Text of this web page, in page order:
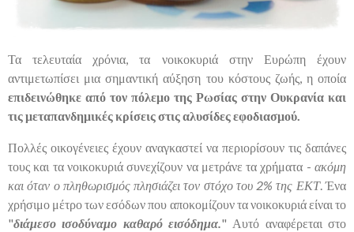
Τα τελευταία χρόνια, τα νοικοκυριά στην Ευρώπη έχουν
αντιμετωπίσει μια σημαντική αύξηση του κόστους ζωής, η οποία
επιδεινώθηκε από τον πόλεμο της Ρωσίας στην Ουκρανία και
τις μεταπανδημικές κρίσεις στις αλυσίδες εφοδιασμού.
Πολλές οικογένειες έχουν αναγκαστεί να περιορίσουν τις δαπάνες
τους και τα νοικοκυριά συνεχίζουν να μετράνε τα χρήματα - ακόμη
και όταν ο πληθωρισμός πλησιάζει τον στόχο του 2% της ΕΚΤ. Ένα
χρήσιμο μέτρο των εσόδων που αποκομίζουν τα νοικοκυριά είναι το
"διάμεσο ισοδύναμο καθαρό εισόδημα." Αυτό αναφέρεται στο